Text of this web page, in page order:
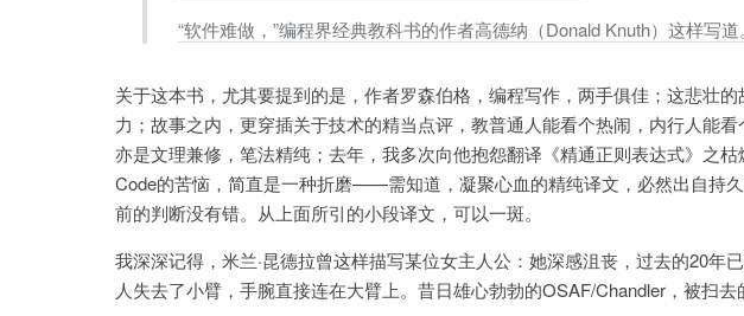
“软件难做，”编程界经典教科书的作者高德纳（Donald Knuth）这样写
关于这本书，尤其要提到的是，作者罗森伯格，编程写作，两手俱佳；这悲壮
力；故事之内，更穿插关于技术的精当点评，教普通人能看个热闹，内行人能
亦是文理兼修，笔法精纯；去年，我多次向他抱怨翻译《精通正则表达式》之
Code的苦恼，简直是一种折磨——需知道，凝聚心血的精纯译文，必然出自持
前的判断没有错。从上面所引的小段译文，可以一斑。
我深深记得，米兰·昆德拉曾这样描写某位女主人公：她深感沮丧，过去的20年
人失去了小臂，手腕直接连在大臂上。昔日雄心勃勃的OSAF/Chandler，被扫去